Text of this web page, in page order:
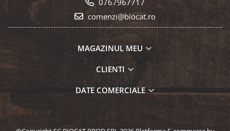
0767967717
comenzi@biocat.ro
MAGAZINUL MEU
CLIENTI
DATE COMERCIALE